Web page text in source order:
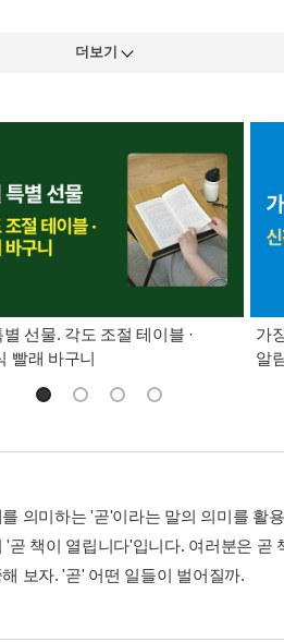
더보기
선물. 각도 조절 테이블 ·
빨래 바구니
가
알
의미하는 '곧'이라는 말의 의미를 활
책이 열립니다'입니다. 여러분은 곧
보자. '곧' 어떤 일들이 벌어질까.